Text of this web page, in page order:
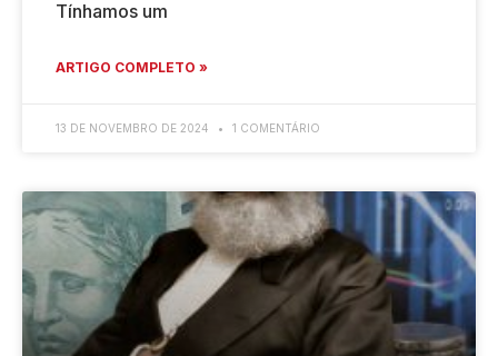
Tínhamos um
ARTIGO COMPLETO »
13 DE NOVEMBRO DE 2024 1 COMENTÁRIO